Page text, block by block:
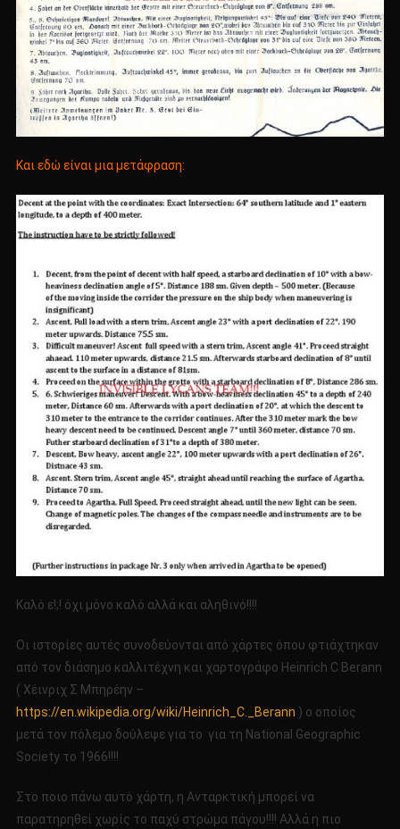
Και εδώ είναι μια μετάφραση:
Καλό ε!;! όχι μόνο καλό αλλά και αληθινό!!!!
Οι ιστορίες αυτές συνοδεύονται από χάρτες όπου φτιάχτηκαν
από τον διάσημο καλλιτέχνη και χαρτογράφο Heinrich C Berann
( Χέινριχ Σ Μπηρέην –
https://en.wikipedia.org/wiki/Heinrich_C._Berann ) ο οποίος
μετά τον πόλεμο δούλεψε για το για τη National Geographic
Society το 1966!!!!
Στο ποιο πάνω αυτό χάρτη, η Ανταρκτική μπορεί να
παρατηρηθεί χωρίς το παχύ στρώμα πάγου!!!! Αλλά η πιο